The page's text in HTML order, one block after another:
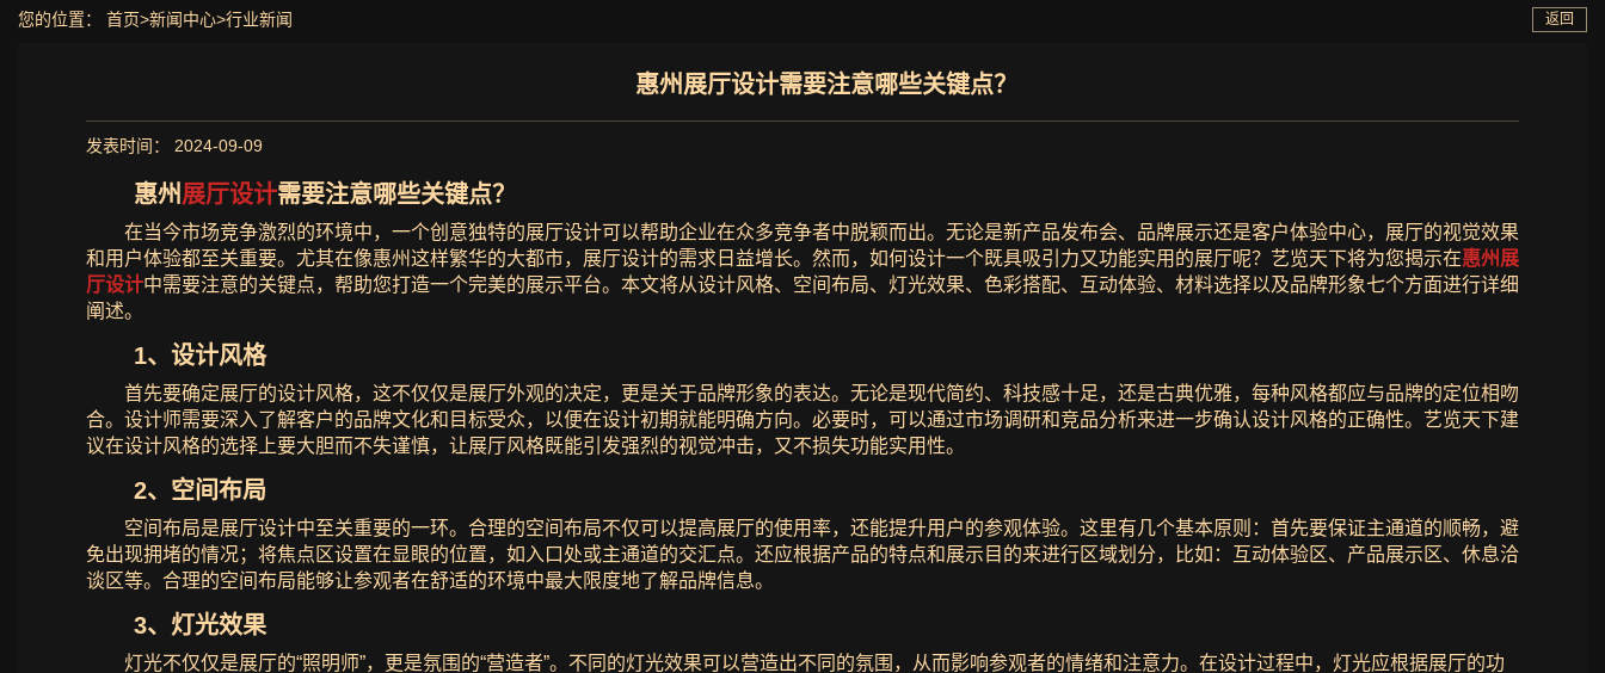
返回
您的位置： 首页>新闻中心>行业新闻
惠州展厅设计需要注意哪些关键点？
发表时间： 2024-09-09
惠州展厅设计需要注意哪些关键点？
在当今市场竞争激烈的环境中，一个创意独特的展厅设计可以帮助企业在众多竞争者中脱颖而出。无论是新产品发布会、品牌展示还是客户体验中心，展厅的视觉效果
和用户体验都至关重要。尤其在像惠州这样繁华的大都市，展厅设计的需求日益增长。然而，如何设计一个既具吸引力又功能实用的展厅呢？艺览天下将为您揭示在惠州展
厅设计中需要注意的关键点，帮助您打造一个完美的展示平台。本文将从设计风格、空间布局、灯光效果、色彩搭配、互动体验、材料选择以及品牌形象七个方面进行详细
阐述。
1、设计风格
首先要确定展厅的设计风格，这不仅仅是展厅外观的决定，更是关于品牌形象的表达。无论是现代简约、科技感十足，还是古典优雅，每种风格都应与品牌的定位相吻
合。设计师需要深入了解客户的品牌文化和目标受众，以便在设计初期就能明确方向。必要时，可以通过市场调研和竞品分析来进一步确认设计风格的正确性。艺览天下建
议在设计风格的选择上要大胆而不失谨慎，让展厅风格既能引发强烈的视觉冲击，又不损失功能实用性。
2、空间布局
空间布局是展厅设计中至关重要的一环。合理的空间布局不仅可以提高展厅的使用率，还能提升用户的参观体验。这里有几个基本原则：首先要保证主通道的顺畅，避
免出现拥堵的情况；将焦点区设置在显眼的位置，如入口处或主通道的交汇点。还应根据产品的特点和展示目的来进行区域划分，比如：互动体验区、产品展示区、休息洽
谈区等。合理的空间布局能够让参观者在舒适的环境中最大限度地了解品牌信息。
3、灯光效果
灯光不仅仅是展厅的“照明师”，更是氛围的“营造者”。不同的灯光效果可以营造出不同的氛围，从而影响参观者的情绪和注意力。在设计过程中，灯光应根据展厅的功